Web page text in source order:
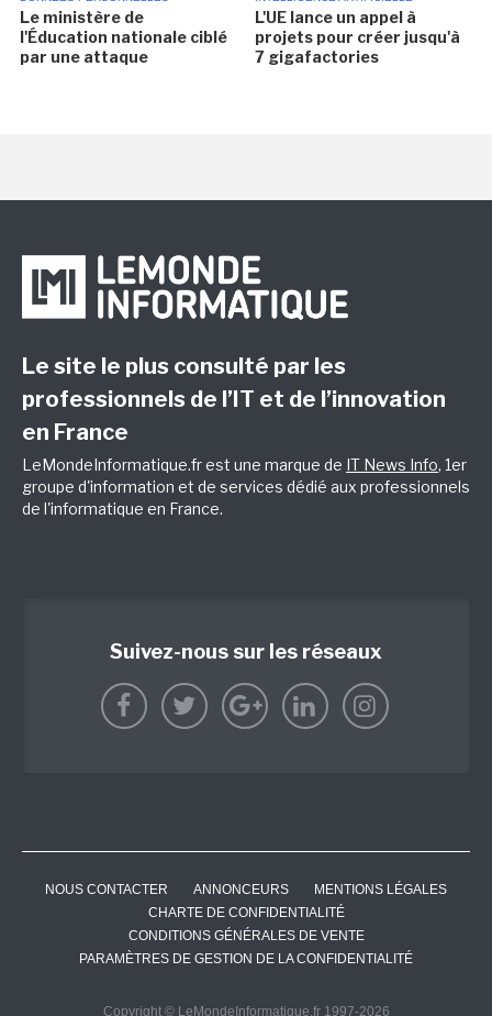
Le ministère de
l'Éducation nationale ciblé
par une attaque
L'UE lance un appel à
projets pour créer jusqu'à
7 gigafactories
Le site le plus consulté par les
professionnels de l’IT et de l’innovation
en France
LeMondeInformatique.fr est une marque de IT News Info, 1er
groupe d'information et de services dédié aux professionnels
de l'informatique en France.
Suivez-nous sur les réseaux
NOUS CONTACTER ANNONCEURS
MENTIONS LÉGALES
CHARTE DE CONFIDENTIALITÉ
CONDITIONS GÉNÉRALES DE VENTE
PARAMÈTRES DE GESTION DE LA CONFIDENTIALITÉ
Copyright © LeMondeInformatique.fr 1997-2026